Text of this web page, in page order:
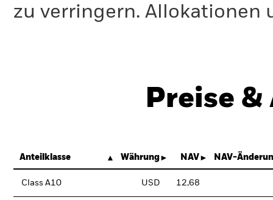
zu verringern. Allokationen
Preise
Anteilklasse Währung NAV NAV-
Class A10 USD 12,68